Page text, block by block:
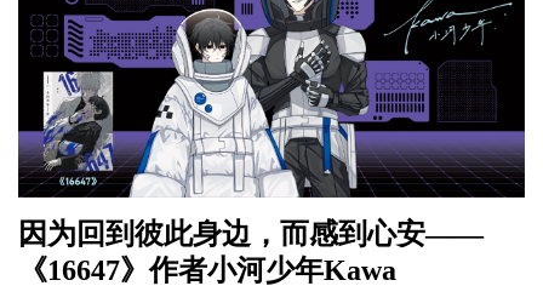
因为回到彼此身边，而感到心安——
《16647》作者小河少年Kawa